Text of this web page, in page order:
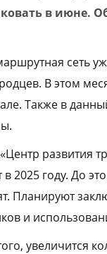
в июне.
сеть
В этом
Также в
развития
в 2025 году. До
Планируют
и
увеличится